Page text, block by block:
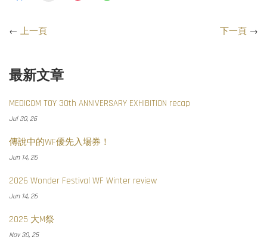
← 上一頁 下一頁 →
最新文章
MEDICOM TOY 30th ANNIVERSARY EXHIBITION recap
Jul 30, 26
傳說中的WF優先入場券！
Jun 14, 26
2026 Wonder Festival WF Winter review
Jun 14, 26
2025 大M祭
Nov 30, 25